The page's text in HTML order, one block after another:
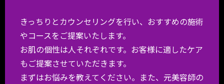
きっちりとカウンセリングを行い、おすすめの施術
やコースをご提案いたします。
お肌の個性は人それぞれです。お客様に適したケア
もご提案させていただきます。
まずはお悩みを教えてください。また、元美容師の